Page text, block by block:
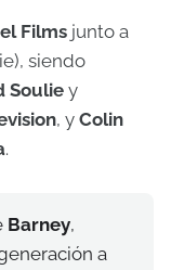
Films junto a
siendo
Souliey
, y Colin
.
Barney,
a